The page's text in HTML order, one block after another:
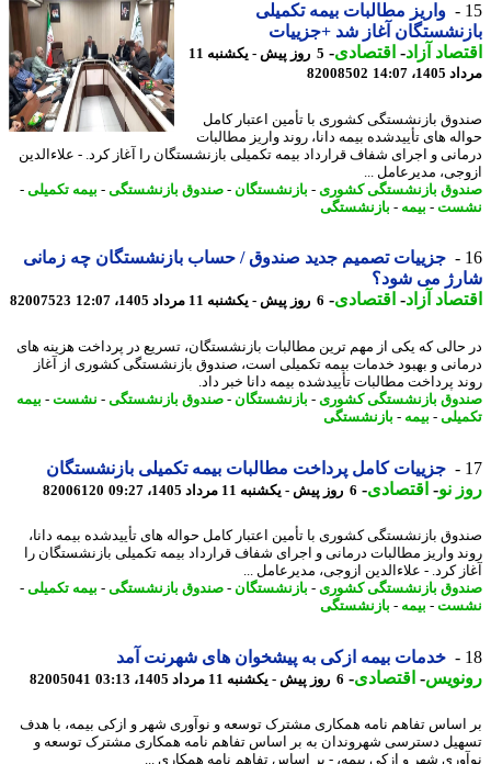
واریز مطالبات بیمه تکمیلی
آغاز شد +جزییات
آزاد - اقتصادی-
5 روز پیش - یکشنبه 11
14:07
82008502
بازنشستگی کشوری با تأمین اعتبار کامل
های تأییدشده بیمه دانا، روند واریز مطالبات
و اجرای شفاف قرارداد بیمه تکمیلی بازنشستگان را آغاز کرد. - علاءالدین
مدیرعامل ...
بازنشستگی کشوری- بازنشستگان-صندوق بازنشستگی-بیمه تکمیلی-
-بیمه -بازنشستگی
جزییات تصمیم جدید صندوق / حساب بازنشستگان چه زمانی
می شود؟
آزاد - اقتصادی-6 روز پیش - یکشنبه 11 مرداد 1405، 12:07 82007523
که یکی از مهم ترین مطالبات بازنشستگان، تسریع در پرداخت هزینه های
و بهبود خدمات بیمه تکمیلی است، صندوق بازنشستگی کشوری از آغاز
پرداخت مطالبات تأییدشده بیمه دانا خبر داد.
بازنشستگی کشوری- بازنشستگان-صندوق بازنشستگی-نشست-بیمه
-بیمه -بازنشستگی
جزییات کامل پرداخت مطالبات بیمه تکمیلی بازنشستگان
نو- اقتصادی-6 روز پیش - یکشنبه 11 مرداد 1405، 09:27 82006120
بازنشستگی کشوری با تأمین اعتبار کامل حواله های تأییدشده بیمه دانا،
واریز مطالبات درمانی و اجرای شفاف قرارداد بیمه تکمیلی بازنشستگان را
کرد. - علاءالدین ازوجی، مدیرعامل ...
بازنشستگی کشوری- بازنشستگان-صندوق بازنشستگی-بیمه تکمیلی-
-بیمه -بازنشستگی
خدمات بیمه ازکی به پیشخوان های شهرنت آمد
-اقتصادی-6 روز پیش - یکشنبه 11 مرداد 1405، 03:13 82005041
تفاهم نامه همکاری مشترک توسعه و نوآوری شهر و ازکی بیمه، با هدف
دسترسی شهروندان به بر اساس تفاهم نامه همکاری مشترک توسعه و
شهر و ازکی بیمه، - بر اساس تفاهم نامه همکاری ...